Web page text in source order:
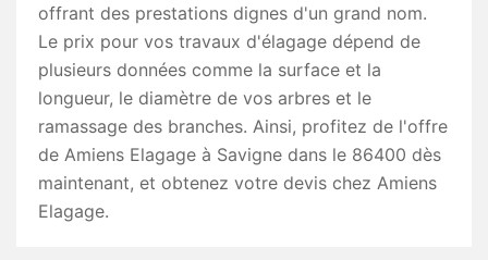
offrant des prestations dignes d'un grand nom.
Le prix pour vos travaux d'élagage dépend de
plusieurs données comme la surface et la
longueur, le diamètre de vos arbres et le
ramassage des branches. Ainsi, profitez de l'offre
de Amiens Elagage à Savigne dans le 86400 dès
maintenant, et obtenez votre devis chez Amiens
Elagage.